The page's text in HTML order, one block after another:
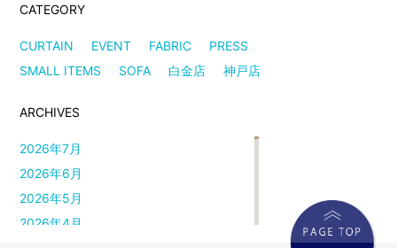
CATEGORY
CURTAIN EVENT FABRIC
PRESS
SMALL ITEMS
SOFA 白金店 神戸店
ARCHIVES
2026年7月
2026年6月
2026年5月
2026年4月